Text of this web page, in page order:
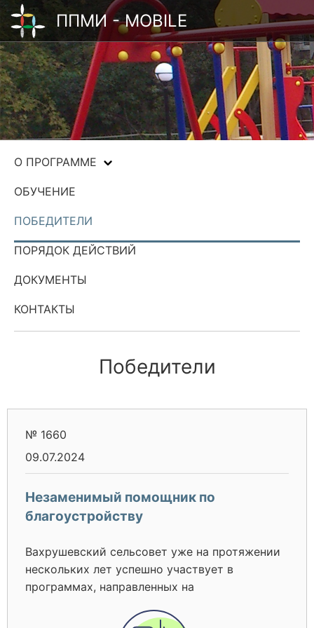
ППМИ - MOBILE
О ПРОГРАММЕ
ОБУЧЕНИЕ
ПОБЕДИТЕЛИ
ПОРЯДОК ДЕЙСТВИЙ
ДОКУМЕНТЫ
КОНТАКТЫ
Победители
№ 1660
09.07.2024
Незаменимый помощник по
благоустройству
Вахрушевский сельсовет уже на протяжении
нескольких лет успешно участвует в
программах, направленных на
пространств на территории населенных